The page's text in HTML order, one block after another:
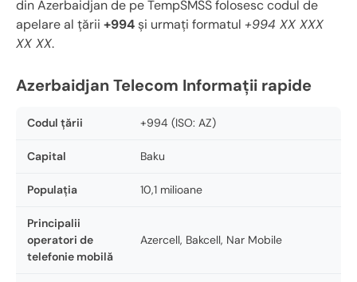
din Azerbaidjan de pe TempSMSS folosesc codul de
apelare al țării +994și urmați formatul +994 XX XXX
XX XX.
Azerbaidjan Telecom Informații rapide
Codul țării +994 (ISO: AZ)
Capital Baku
Populația 10,1 milioane
Principalii
operatori de
telefonie mobilă
Azercell, Bakcell, Nar Mobile